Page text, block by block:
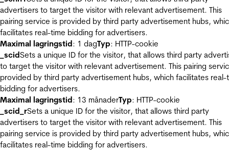
advertisers to target the visitor with relevant advertisement. This
pairing service is provided by third party advertisement hubs,
facilitates real-time bidding for advertisers.
Maximal lagringstid: 1 dagTyp: HTTP-cookie
_scidSets a unique ID for the visitor, that allows third party
to target the visitor with relevant advertisement. This pairing
provided by third party advertisement hubs, which facilitates real-
bidding for advertisers.
Maximal lagringstid: 13 månaderTyp: HTTP-cookie
_scid_rSets a unique ID for the visitor, that allows third party
advertisers to target the visitor with relevant advertisement. This
pairing service is provided by third party advertisement hubs,
facilitates real-time bidding for advertisers.